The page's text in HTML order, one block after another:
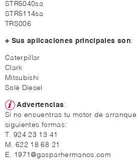
STR5040sa
STR5114sa
TRS006
+ Sus aplicaciones principales son:
Caterpillar
Clark
Mitsubishi
Solè Diesel
Advertencias:
Si no encuentras tu motor de
siguientes formas:
T. 924 23 13 41
M. 622 18 68 21
E. 1971@gasparhermanos.com